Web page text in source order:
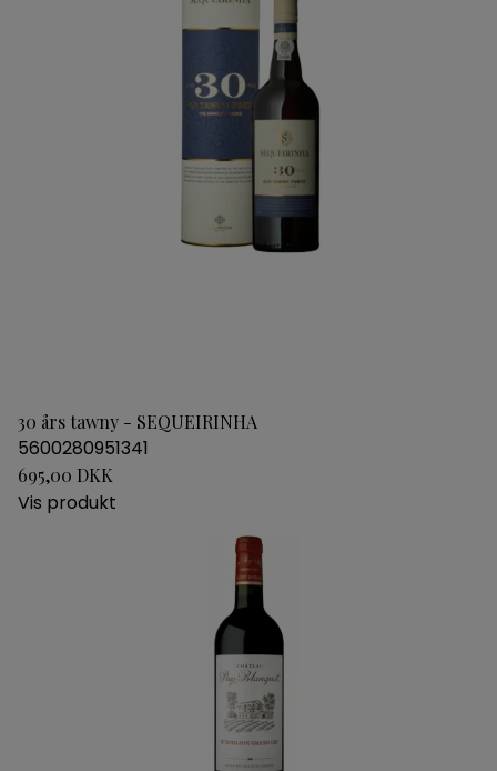
30 års tawny - SEQUEIRINHA
5600280951341
695,00 DKK
Vis produkt